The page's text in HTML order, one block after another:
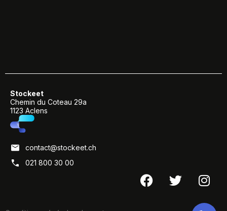
Stockeet
Chemin du Coteau 29a
1123 Aclens
contact@stockeet.ch
021 800 30 00